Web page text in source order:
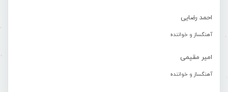
احمد رضایی
آهنگساز و خواننده
امیر مقیمی
آهنگساز و خواننده